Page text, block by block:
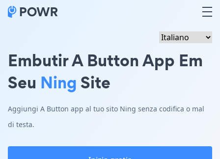
Embutir A Button App Em
Seu NingSite
Aggiungi A Button app al tuo sito Ning senza codifica o mal
di testa.